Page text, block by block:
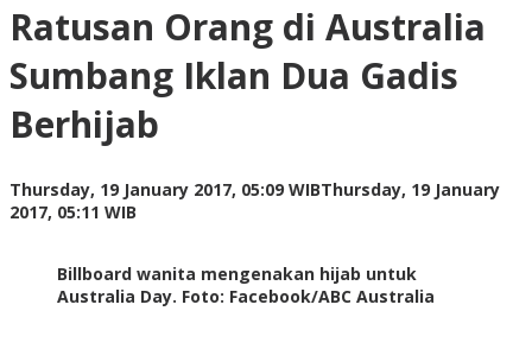
Ratusan Orang di Australia
Sumbang Iklan Dua Gadis
Berhijab
Thursday, 19 January 2017, 05:09 WIBThursday, 19 January
2017, 05:11 WIB
Billboard wanita mengenakan hijab untuk
Australia Day. Foto: Facebook/ABC Australia